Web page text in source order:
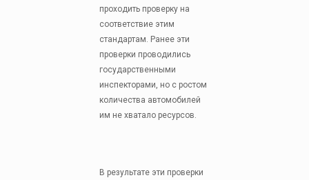
проходить проверку на
соответствие этим
стандартам. Ранее эти
проверки проводились
государственными
инспекторами, но с ростом
количества автомобилей
им не хватало ресурсов.
В результате эти проверки